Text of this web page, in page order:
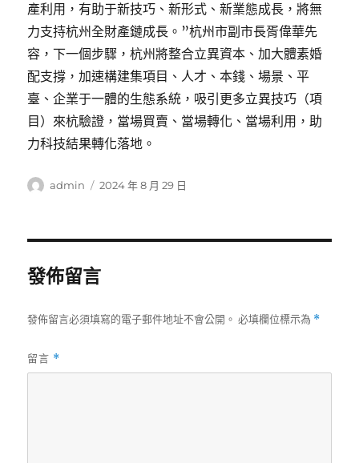
產利用，有助于新技巧、新形式、新業態成長，將無
力支持杭州全財產鏈成長。”杭州市副市長胥偉華先
容，下一個步驟，杭州將整合立異資本、加大體素婚
配支撐，加速構建集項目、人才、本錢、場景、平
臺、企業于一體的生態系統，吸引更多立異技巧（項
目）來杭驗證，當場買賣、當場轉化、當場利用，助
力科技結果轉化落地。
作
admin
發
2024 年 8 月 29 日
發佈留言
發佈留言必須填寫的電子郵件地址不會公開。 必填欄位標示為 *
留言 *